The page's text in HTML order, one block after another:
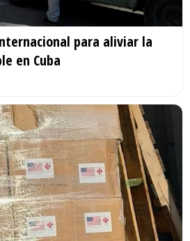
para aliviar la
en Cuba